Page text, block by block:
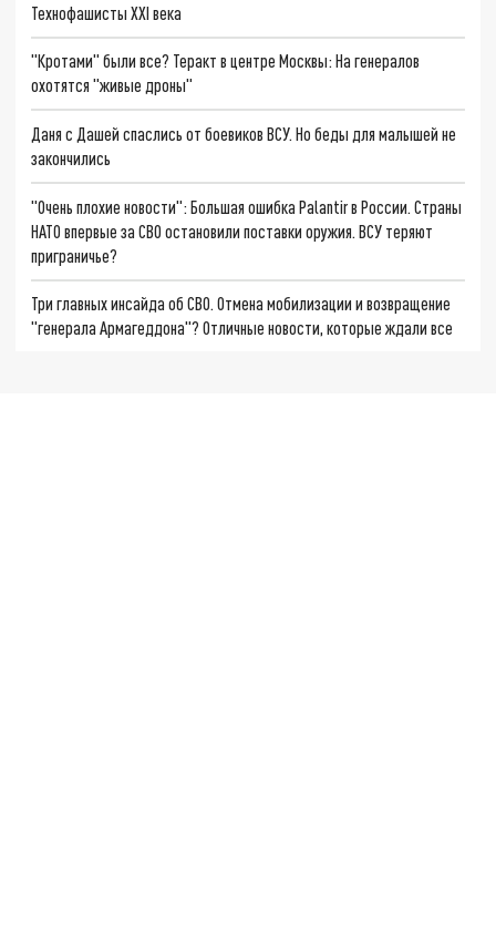
Технофашисты XXI века
"Кротами" были все? Теракт в центре Москвы: На генералов
охотятся "живые дроны"
Даня с Дашей спаслись от боевиков ВСУ. Но беды для малышей не
закончились
"Очень плохие новости": Большая ошибка Palantir в России. Страны
НАТО впервые за СВО остановили поставки оружия. ВСУ теряют
приграничье?
Три главных инсайда об СВО. Отмена мобилизации и возвращение
"генерала Армагеддона"? Отличные новости, которые ждали все